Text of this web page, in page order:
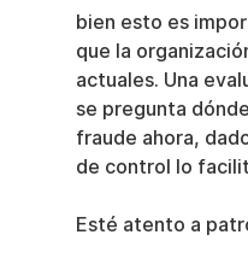
bien esto es
que la
actuales. Una
se pregunta
fraude ahora,
de control lo
Esté atento a